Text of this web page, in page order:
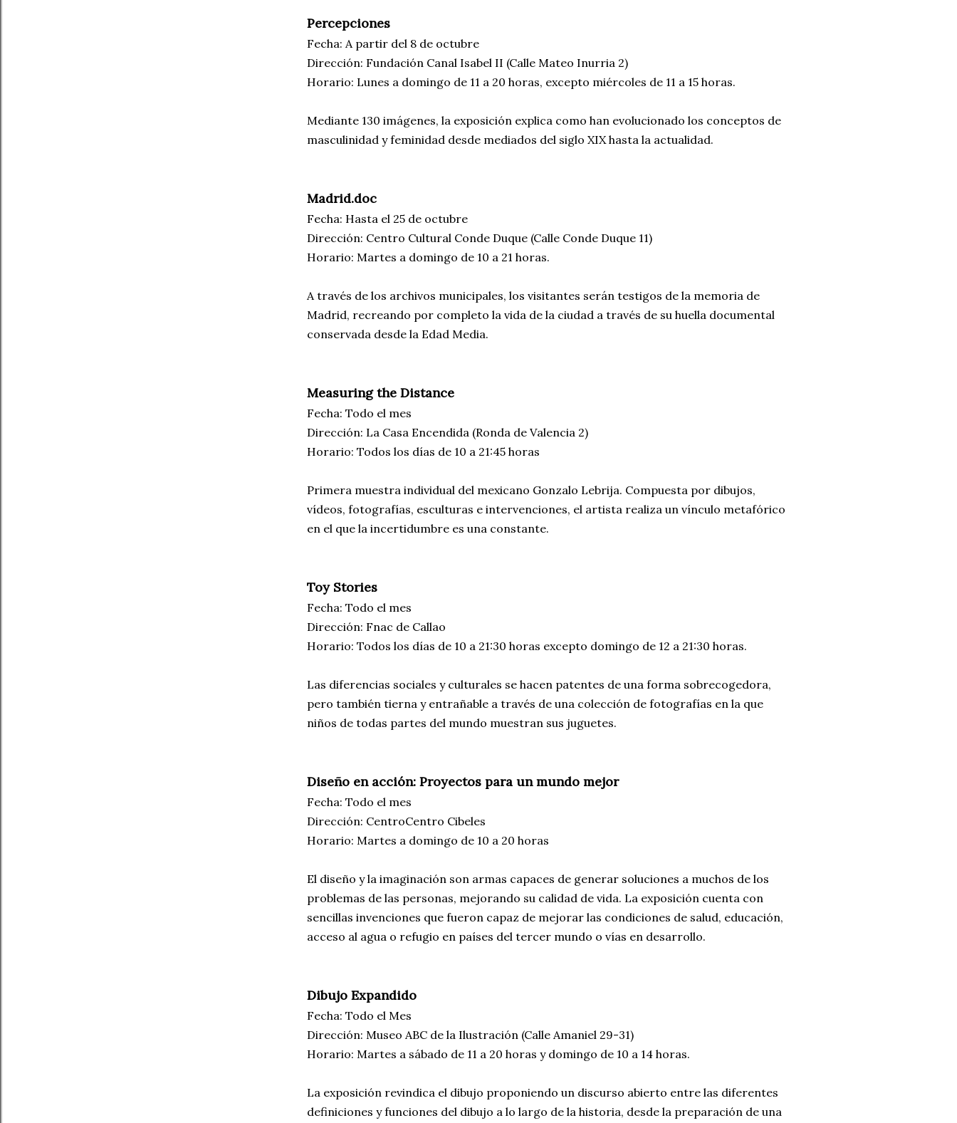
Percepciones
Fecha: A partir del 8 de octubre
Dirección: Fundación Canal Isabel II (Calle Mateo Inurria 2)
Horario: Lunes a domingo de 11 a 20 horas, excepto miércoles de 11 a 15 horas.
Mediante 130 imágenes, la exposición explica como han evolucionado los conceptos de
masculinidad y feminidad desde mediados del siglo XIX hasta la actualidad.
Madrid.doc
Fecha: Hasta el 25 de octubre
Dirección: Centro Cultural Conde Duque (Calle Conde Duque 11)
Horario: Martes a domingo de 10 a 21 horas.
A través de los archivos municipales, los visitantes serán testigos de la memoria de
Madrid, recreando por completo la vida de la ciudad a través de su huella documental
conservada desde la Edad Media.
Measuring the Distance
Fecha: Todo el mes
Dirección: La Casa Encendida (Ronda de Valencia 2)
Horario: Todos los días de 10 a 21:45 horas
Primera muestra individual del mexicano Gonzalo Lebrija. Compuesta por dibujos,
vídeos, fotografías, esculturas e intervenciones, el artista realiza un vínculo metafórico
en el que la incertidumbre es una constante.
Toy Stories
Fecha: Todo el mes
Dirección: Fnac de Callao
Horario: Todos los días de 10 a 21:30 horas excepto domingo de 12 a 21:30 horas.
Las diferencias sociales y culturales se hacen patentes de una forma sobrecogedora,
pero también tierna y entrañable a través de una colección de fotografías en la que
niños de todas partes del mundo muestran sus juguetes.
Diseño en acción: Proyectos para un mundo mejor
Fecha: Todo el mes
Dirección: CentroCentro Cibeles
Horario: Martes a domingo de 10 a 20 horas
El diseño y la imaginación son armas capaces de generar soluciones a muchos de los
problemas de las personas, mejorando su calidad de vida. La exposición cuenta con
sencillas invenciones que fueron capaz de mejorar las condiciones de salud, educación,
acceso al agua o refugio en países del tercer mundo o vías en desarrollo.
Dibujo Expandido
Fecha: Todo el Mes
Dirección: Museo ABC de la Ilustración (Calle Amaniel 29-31)
Horario: Martes a sábado de 11 a 20 horas y domingo de 10 a 14 horas.
La exposición revindica el dibujo proponiendo un discurso abierto entre las diferentes
definiciones y funciones del dibujo a lo largo de la historia, desde la preparación de una